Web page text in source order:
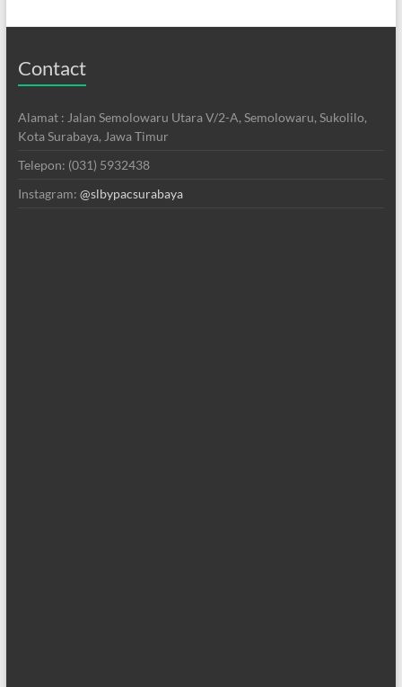
Contact
Alamat : Jalan Semolowaru Utara V/2-A, Semolowaru, Sukolilo,
Kota Surabaya, Jawa Timur
Telepon: (031) 5932438
Instagram: @slbypacsurabaya